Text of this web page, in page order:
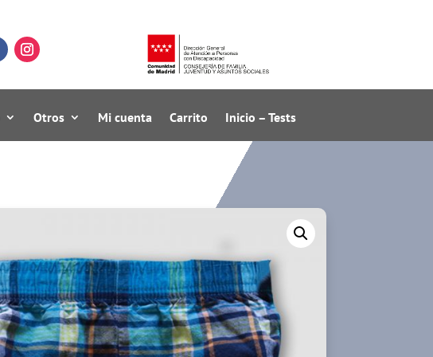
Otros Mi cuenta Carrito Inicio – Tests